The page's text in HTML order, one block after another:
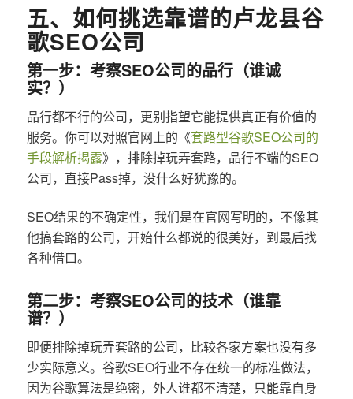
五、如何挑选靠谱的卢龙县谷
歌SEO公司
第一步：考察SEO公司的品行（谁诚
实？）
品行都不行的公司，更别指望它能提供真正有价值的
服务。你可以对照官网上的《套路型谷歌SEO公司的
手段解析揭露》，排除掉玩弄套路，品行不端的SEO
公司，直接Pass掉，没什么好犹豫的。
SEO结果的不确定性，我们是在官网写明的，不像其
他搞套路的公司，开始什么都说的很美好，到最后找
各种借口。
第二步：考察SEO公司的技术（谁靠
谱？）
即便排除掉玩弄套路的公司，比较各家方案也没有多
少实际意义。谷歌SEO行业不存在统一的标准做法，
因为谷歌算法是绝密，外人谁都不清楚，只能靠自身